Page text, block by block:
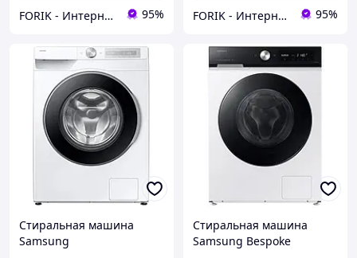
FORIK - Интернет гипермаркет. 95% FORIK - Интернет гипермаркет. 95%
Стиральная машина
Samsung
Стиральная машина
Samsung Bespoke